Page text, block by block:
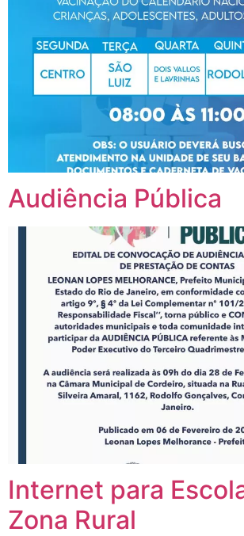
Audiência Pública
Internet para
Zona Rural